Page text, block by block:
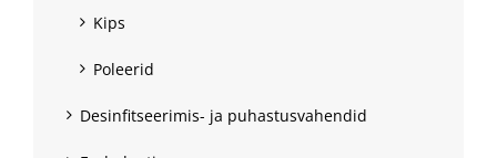
Kips
Poleerid
Desinfitseerimis- ja puhastusvahendid